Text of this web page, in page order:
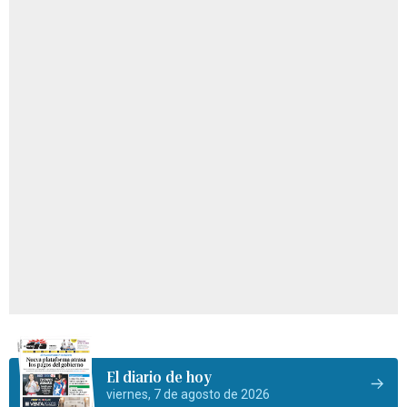
El diario de hoy
viernes, 7 de agosto de 2026